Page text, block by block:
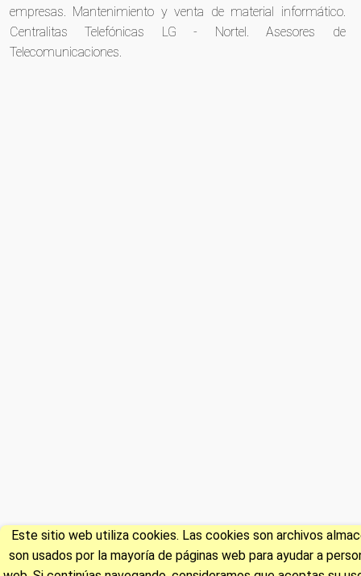
empresas. Mantenimiento y venta de material informático.
Centralitas Telefónicas LG - Nortel. Asesores de
Telecomunicaciones.
Este sitio web utiliza cookies. Las cookies son archivos
son usados por la mayoría de páginas web para ayudar a